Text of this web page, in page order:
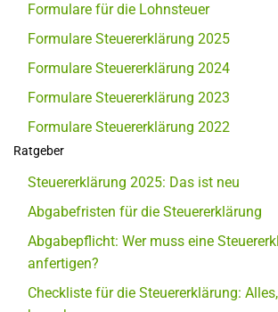
Formulare für die Lohnsteuer
Formulare Steuererklärung 2025
Formulare Steuererklärung 2024
Formulare Steuererklärung 2023
Formulare Steuererklärung 2022
Ratgeber
Steuererklärung 2025: Das ist neu
Abgabefristen für die Steuererklärung
Abgabepflicht: Wer muss eine
anfertigen?
Checkliste für die Steuererklärung: